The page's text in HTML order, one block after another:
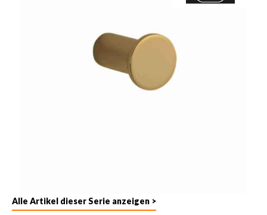
Alle Artikel dieser Serie anzeigen >